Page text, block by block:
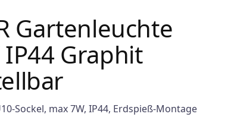
Gartenleuchte
Graphit
Sockel, max 7W, IP44, Erdspieß-Montage